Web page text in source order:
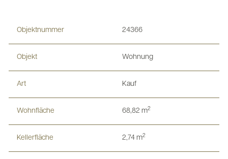
Objektnummer 24366
Objekt Wohnung
Art Kauf
Wohnfläche 68,82 m2
Kellerfläche 2,74 m2